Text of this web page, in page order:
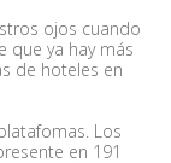
ojos cuando
que ya hay más
de hoteles en
Los
en 191